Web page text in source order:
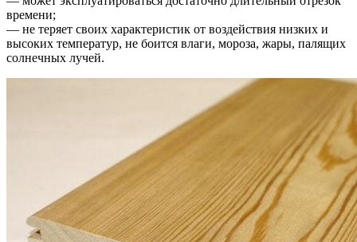
времени;
— не теряет своих характеристик от воздействия низких и
высоких температур, не боится влаги, мороза, жары, палящих
солнечных лучей.